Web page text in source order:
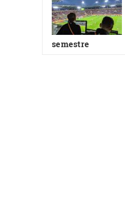
semestre